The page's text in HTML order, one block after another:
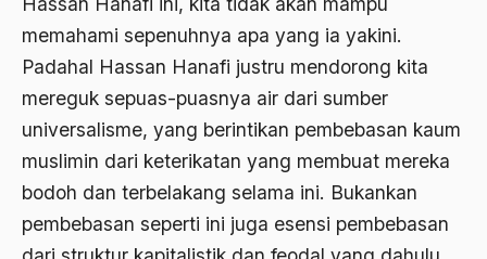
memahami sepenuhnya apa yang ia yakini.
Padahal Hassan Hanafi justru mendorong kita
mereguk sepuas-puasnya air dari sumber
universalisme, yang berintikan pembebasan kaum
muslimin dari keterikatan yang membuat mereka
bodoh dan terbelakang selama ini. Bukankan
pembebasan seperti ini juga esensi pembebasan
BArisan Nasional
Barroness Cox
Batak
Batavia
BBM